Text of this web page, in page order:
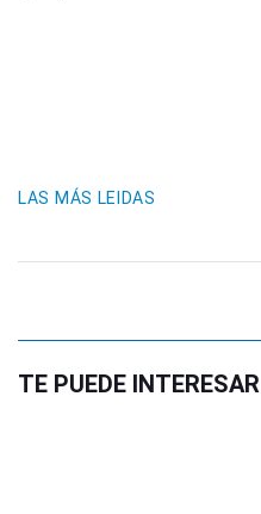
LAS MÁS LEIDAS
TE PUEDE INTERESAR